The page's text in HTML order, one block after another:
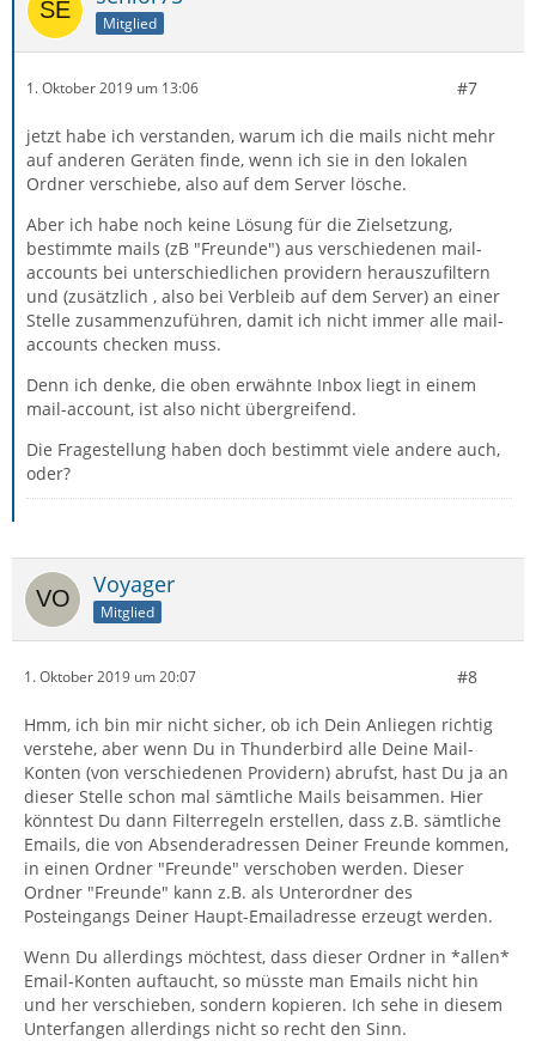
Mitglied
1. Oktober 2019 um 13:06 #7
jetzt habe ich verstanden, warum ich die mails nicht mehr
auf anderen Geräten finde, wenn ich sie in den lokalen
Ordner verschiebe, also auf dem Server lösche.
Aber ich habe noch keine Lösung für die Zielsetzung,
bestimmte mails (zB "Freunde") aus verschiedenen mail-
accounts bei unterschiedlichen providern herauszufiltern
und (zusätzlich , also bei Verbleib auf dem Server) an einer
Stelle zusammenzuführen, damit ich nicht immer alle mail-
accounts checken muss.
Denn ich denke, die oben erwähnte Inbox liegt in einem
mail-account, ist also nicht übergreifend.
Die Fragestellung haben doch bestimmt viele andere auch,
oder?
Voyager
Mitglied
1. Oktober 2019 um 20:07 #8
Hmm, ich bin mir nicht sicher, ob ich Dein Anliegen richtig
verstehe, aber wenn Du in Thunderbird alle Deine Mail-
Konten (von verschiedenen Providern) abrufst, hast Du ja an
dieser Stelle schon mal sämtliche Mails beisammen. Hier
könntest Du dann Filterregeln erstellen, dass z.B. sämtliche
Emails, die von Absenderadressen Deiner Freunde kommen,
in einen Ordner "Freunde" verschoben werden. Dieser
Ordner "Freunde" kann z.B. als Unterordner des
Posteingangs Deiner Haupt-Emailadresse erzeugt werden.
Wenn Du allerdings möchtest, dass dieser Ordner in *allen*
Email-Konten auftaucht, so müsste man Emails nicht hin
und her verschieben, sondern kopieren. Ich sehe in diesem
Unterfangen allerdings nicht so recht den Sinn.